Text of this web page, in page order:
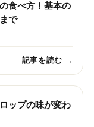
食べ方！基本の
で
記事を読む →
ップの味が変わ